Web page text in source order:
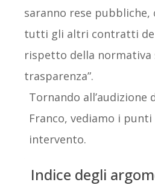
saranno rese pubbliche,
tutti gli altri contratti
rispetto della normativa
trasparenza”.
Tornando all’audizione
Franco, vediamo i
intervento.
Indice degli